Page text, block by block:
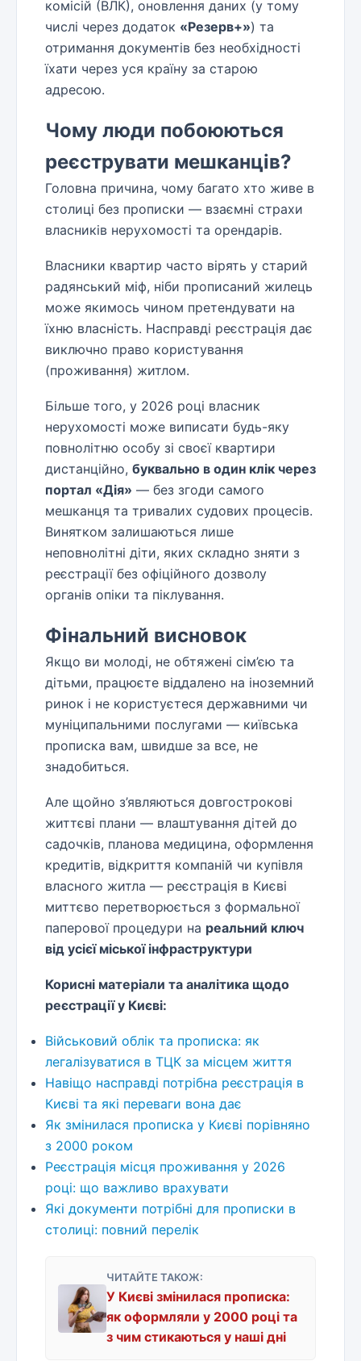
комісій (ВЛК), оновлення даних (у тому
числі через додаток «Резерв+») та
отримання документів без необхідності
їхати через уся країну за старою
адресою.
Чому люди побоюються
реєструвати мешканців?
Головна причина, чому багато хто живе в
столиці без прописки — взаємні страхи
власників нерухомості та орендарів.
Власники квартир часто вірять у старий
радянський міф, ніби прописаний жилець
може якимось чином претендувати на
їхню власність. Насправді реєстрація дає
виключно право користування
(проживання) житлом.
Більше того, у 2026 році власник
нерухомості може виписати будь-яку
повнолітню особу зі своєї квартири
дистанційно, буквально в один клік через
портал «Дія» — без згоди самого
мешканця та тривалих судових процесів.
Винятком залишаються лише
неповнолітні діти, яких складно зняти з
реєстрації без офіційного дозволу
органів опіки та піклування.
Фінальний висновок
Якщо ви молоді, не обтяжені сім’єю та
дітьми, працюєте віддалено на іноземний
ринок і не користуєтеся державними чи
муніципальними послугами — київська
прописка вам, швидше за все, не
знадобиться.
Але щойно з’являються довгострокові
життєві плани — влаштування дітей до
садочків, планова медицина, оформлення
кредитів, відкриття компаній чи купівля
власного житла — реєстрація в Києві
миттєво перетворюється з формальної
паперової процедури на реальний ключ
від усієї міської інфраструктури
Корисні матеріали та аналітика щодо
реєстрації у Києві:
Військовий облік та прописка: як
легалізуватися в ТЦК за місцем життя
Навіщо насправді потрібна реєстрація в
Києві та які переваги вона дає
Як змінилася прописка у Києві порівняно
з 2000 роком
Реєстрація місця проживання у 2026
році: що важливо врахувати
Які документи потрібні для прописки в
столиці: повний перелік
ЧИТАЙТЕ ТАКОЖ:
У Києві змінилася прописка:
як оформляли у 2000 році та
з чим стикаються у наші дні